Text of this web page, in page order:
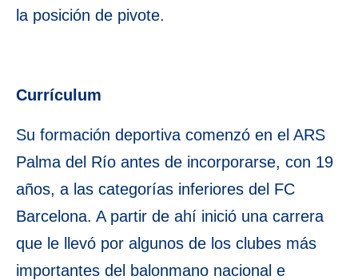
la posición de pivote.
Currículum
Su formación deportiva comenzó en el ARS
Palma del Río antes de incorporarse, con 19
años, a las categorías inferiores del FC
Barcelona. A partir de ahí inició una carrera
que le llevó por algunos de los clubes más
importantes del balonmano nacional e